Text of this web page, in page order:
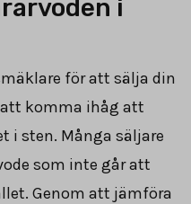
i
för att sälja din
komma ihåg att
i sten. Många säljare
som inte går att
Genom att jämföra